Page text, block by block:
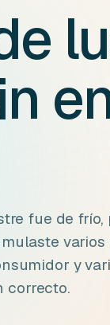
fue de frío,
varios
y
correcto.